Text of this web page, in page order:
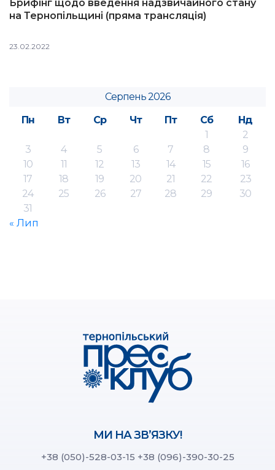
Брифінг щодо введення надзвичайного стану
на Тернопільщині (пряма трансляція)
23.02.2022
Серпень 2026
Пн
Вт Ср Чт Пт Сб
Нд
1
2
3
4 5 6 7 8
9
10
11 12 13 14 15
16
17
18 19 20 21 22
23
24
25 26 27 28 29
30
31
« Лип
МИ НА ЗВ’ЯЗКУ!
+38 (050)-528-03-15 +38 (096)-390-30-25